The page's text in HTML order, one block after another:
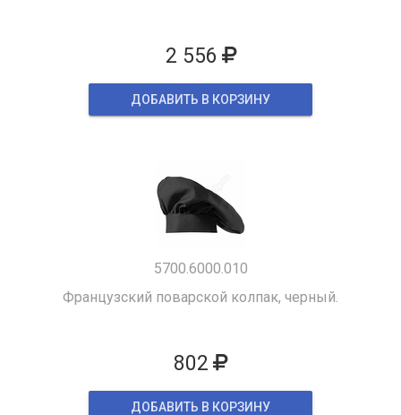
2 556
ДОБАВИТЬ В КОРЗИНУ
5700.6000.010
Французский поварской колпак, черный.
802
ДОБАВИТЬ В КОРЗИНУ